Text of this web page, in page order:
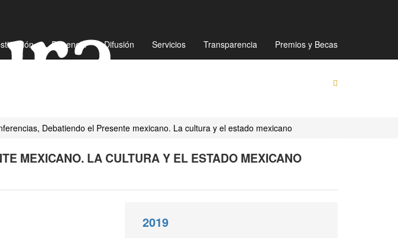
Docencia Difusión Servicios Transparencia Premios y Becas
Mapa de sitio Directorio Preguntas Frecuentes
Debatiendo el Presente mexicano. La cultura y el estado mexicano
MEXICANO. LA CULTURA Y EL ESTADO MEXICANO
2019